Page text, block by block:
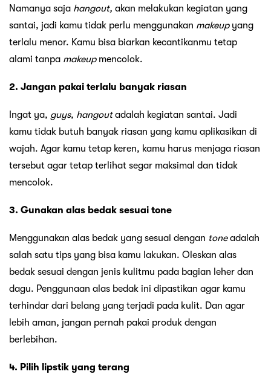
Namanya saja hangout, akan melakukan kegiatan yang
santai, jadi kamu tidak perlu menggunakan makeupyang
terlalu menor. Kamu bisa biarkan kecantikanmu tetap
alami tanpa makeupmencolok.
2. Jangan pakai terlalu banyak riasan
Ingat ya, guys, hangoutadalah kegiatan santai. Jadi
kamu tidak butuh banyak riasan yang kamu aplikasikan di
wajah. Agar kamu tetap keren, kamu harus menjaga riasan
tersebut agar tetap terlihat segar maksimal dan tidak
mencolok.
3. Gunakan alas bedak sesuai tone
Menggunakan alas bedak yang sesuai dengan toneadalah
salah satu tips yang bisa kamu lakukan. Oleskan alas
bedak sesuai dengan jenis kulitmu pada bagian leher dan
dagu. Penggunaan alas bedak ini dipastikan agar kamu
terhindar dari belang yang terjadi pada kulit. Dan agar
lebih aman, jangan pernah pakai produk dengan
berlebihan.
4. Pilih lipstik yang terang